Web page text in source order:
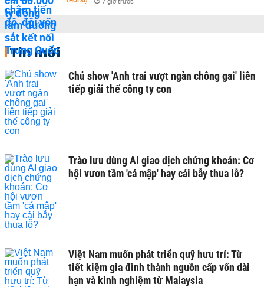
Tin mới
Chủ show 'Anh trai vượt ngàn chông gai' liên
tiếp giải thế công ty con
Trào lưu dùng AI giao dịch chứng khoán: Cơ
hội vươn tầm 'cá mập' hay cái bẫy thua lỗ?
Việt Nam muốn phát triển quỹ hưu trí: Từ
tiết kiệm gia đình thành nguồn cấp vốn dài
hạn và kinh nghiệm từ Malaysia